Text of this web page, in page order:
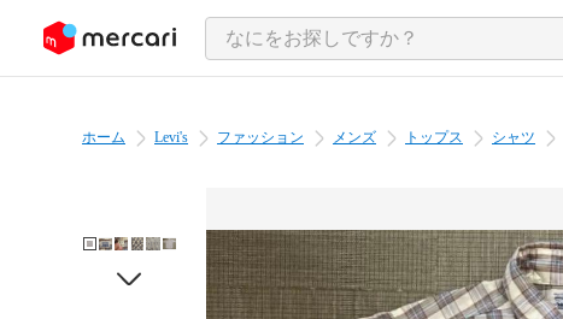
ツにスキップ
ホーム Levi's ファッション メンズ トップス シャツ